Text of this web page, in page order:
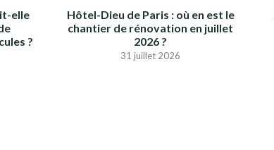
elle
?
Hôtel-Dieu de Paris : où en est le
chantier de rénovation en juillet
2026 ?
31 juillet 2026